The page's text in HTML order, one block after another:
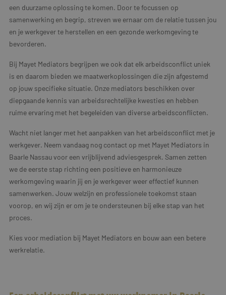
een duurzame oplossing te komen. Door te focussen op
samenwerking en begrip, streven we ernaar om de relatie tussen jou
en je werkgever te herstellen en een gezonde werkomgeving te
bevorderen.
Bij Mayet Mediators begrijpen we ook dat elk arbeidsconflict uniek
is en daarom bieden we maatwerkoplossingen die zijn afgestemd
op jouw specifieke situatie. Onze mediators beschikken over
diepgaande kennis van arbeidsrechtelijke kwesties en hebben
ruime ervaring met het begeleiden van diverse arbeidsconflicten.
Wacht niet langer met het aanpakken van het arbeidsconflict met je
werkgever. Neem vandaag nog contact op met Mayet Mediators in
Baarle Nassau voor een vrijblijvend adviesgesprek. Samen zetten
we de eerste stap richting een positieve en harmonieuze
werkomgeving waarin jij en je werkgever weer effectief kunnen
samenwerken. Jouw welzijn en professionele toekomst staan
voorop, en wij zijn er om je te ondersteunen bij elke stap van het
proces.
Kies voor mediation bij Mayet Mediators en bouw aan een betere
werkrelatie.